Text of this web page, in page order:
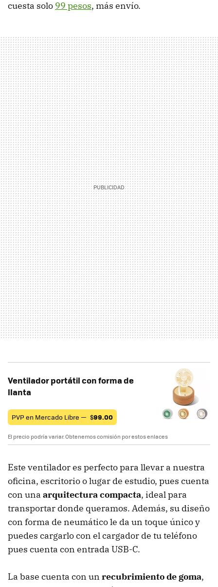
cuesta solo 99 pesos, más envío.
Ventilador portátil con forma de
llanta
PVP en Mercado Libre — $99.00
El precio podría variar. Obtenemos comisión por estos enlaces
Este ventilador es perfecto para llevar a nuestra
oficina, escritorio o lugar de estudio, pues cuenta
con una arquitectura compacta, ideal para
transportar donde queramos. Además, su diseño
con forma de neumático le da un toque único y
puedes cargarlo con el cargador de tu teléfono
pues cuenta con entrada USB-C.
La base cuenta con un recubrimiento de goma,